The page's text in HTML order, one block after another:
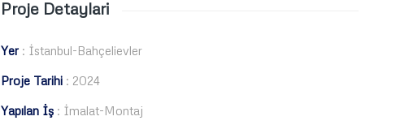
Proje Detaylari
Yer: İstanbul-Bahçelievler
Proje Tarihi: 2024
Yapılan İş: İmalat-Montaj